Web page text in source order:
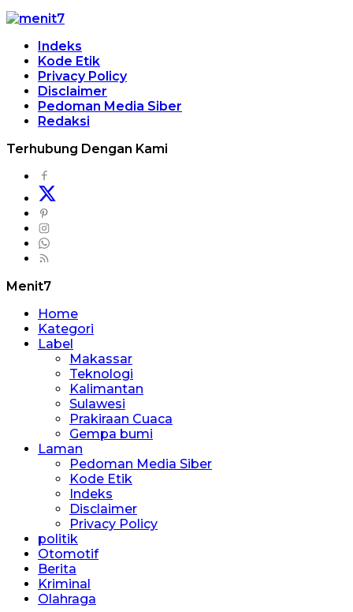
Indeks
Kode Etik
Privacy Policy
Disclaimer
Pedoman Media Siber
Redaksi
Terhubung Dengan Kami
Menit7
Home
Kategori
Label
Makassar
Teknologi
Kalimantan
Sulawesi
Prakiraan Cuaca
Gempa bumi
Laman
Pedoman Media Siber
Kode Etik
Indeks
Disclaimer
Privacy Policy
politik
Otomotif
Berita
Kriminal
Olahraga